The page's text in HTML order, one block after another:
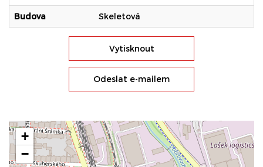
Budova Skeletová
Vytisknout
Odeslat e-mailem
+
−